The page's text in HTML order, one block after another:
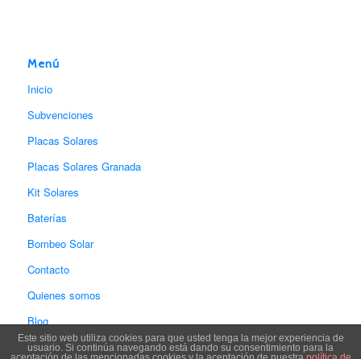
Menú
Inicio
Subvenciones
Placas Solares
Placas Solares Granada
Kit Solares
Baterías
Bombeo Solar
Contacto
Quienes somos
Blog
Este sitio web utiliza cookies para que usted tenga la mejor experiencia de
usuario. Si continúa navegando está dando su consentimiento para la